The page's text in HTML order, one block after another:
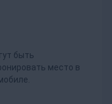
быть
место в